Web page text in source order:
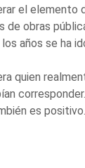
el elemento
de obras
años se ha
quien
es positivo.